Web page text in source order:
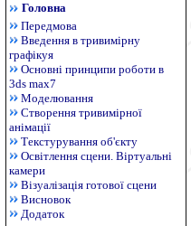
Головна
Передмова
Введення в тривимірну
графікуя
Основні принципи роботи в
3ds max7
Моделювання
Створення тривимірної
анімації
Текстурування об'єкту
Освітлення сцени. Віртуальні
камери
Візуалізація готової сцени
Висновок
Додаток